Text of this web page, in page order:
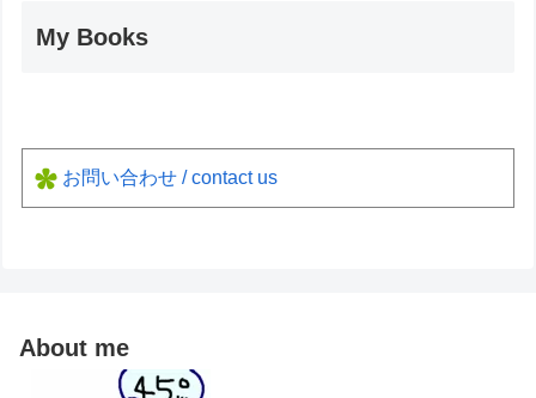
My Books
お問い合わせ / contact us
About me